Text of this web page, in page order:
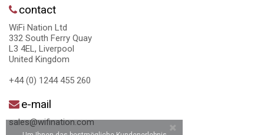
contact
WiFi Nation Ltd
332 South Ferry Quay
L3 4EL, Liverpool
United Kingdom
+44 (0) 1244 455 260
e-mail
sales@wifination.com